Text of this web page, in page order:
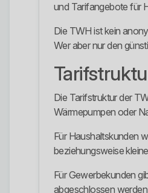
und Tarifangebote für
Die TWH ist kein
Wer aber nur den
Die Tarifstruktur der
Wärmepumpen oder
Für Haushaltskunden
beziehungsweise
Für Gewerbekunden
abgeschlossen